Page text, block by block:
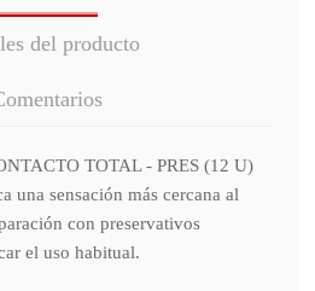
del producto
TOTAL - PRES (12 U)
una sensación más cercana al
con preservativos
el uso habitual.